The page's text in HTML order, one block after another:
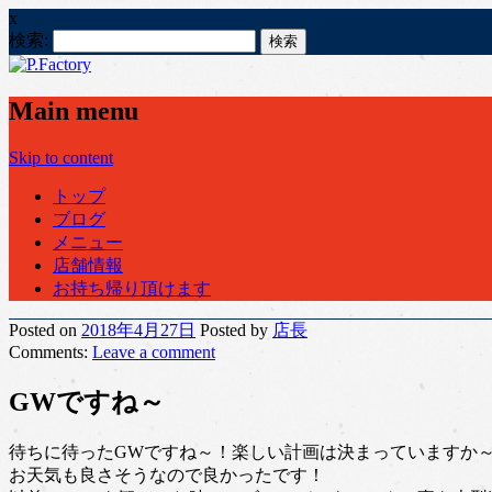
x
検索:
Main menu
Skip to content
トップ
ブログ
メニュー
店舗情報
お持ち帰り頂けます
Posted on 2018年4月27日 Posted by 店長
Comments: Leave a comment
GWですね～
待ちに待ったGWですね～！楽しい計画は決まっていますか
お天気も良さそうなので良かったです！